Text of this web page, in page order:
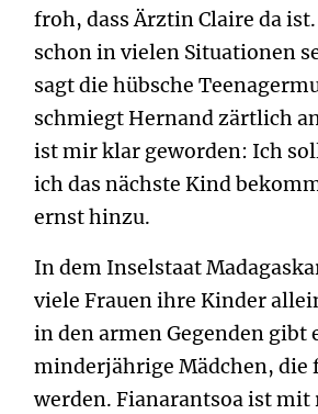
froh, dass Ärztin Claire da
schon in vielen Situationen
sagt die hübsche
schmiegt Hernand zärtlich
ist mir klar geworden: Ich
ich das nächste Kind
ernst hinzu.
In dem Inselstaat
viele Frauen ihre Kinder
in den armen Gegenden gibt
minderjährige Mädchen, die
werden. Fianarantsoa ist mit